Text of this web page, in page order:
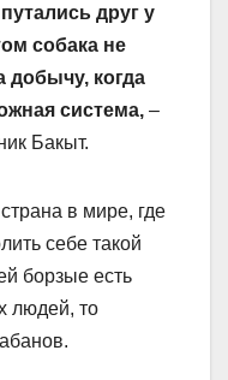
друг у
собака не
добычу, когда
система, –
Бакыт.
в мире, где
себе такой
борзые есть
людей, то